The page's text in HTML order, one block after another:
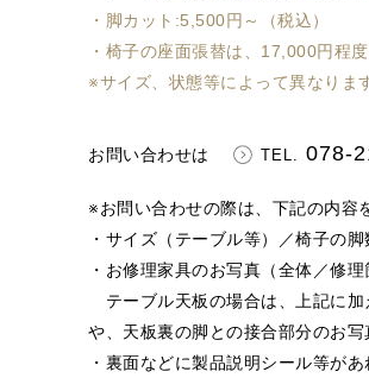
・脚カット:5,500円～（税込）
・椅子の座面張替は、17,000円程
※サイズ、状態等によって異なりま
お問い合わせは TEL. 078-
※お問い合わせの際は、下記の内容
・サイズ（テーブル等）／椅子の脚
・お修理家具のお写真（全体／修理
テーブル天板の場合は、上記に加
や、天板裏の脚との接合部分のお写
・裏面などに製品説明シール等が